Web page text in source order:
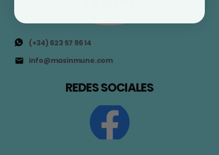
(+34) 623 57 96 14
info@masinmune.com
REDES SOCIALES